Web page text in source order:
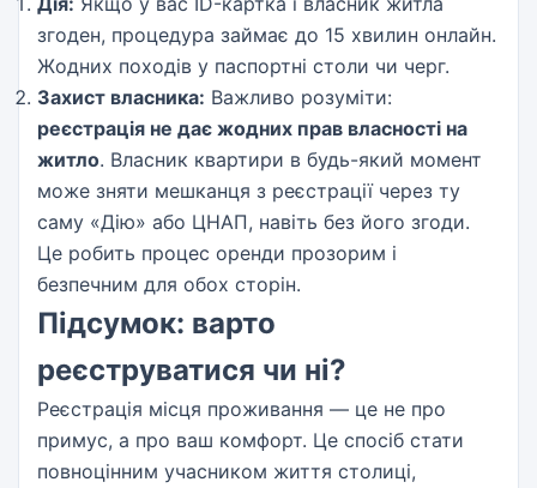
згоден, процедура займає до 15 хвилин онлайн.
Жодних походів у паспортні столи чи черг.
Захист власника: Важливо розуміти:
реєстрація не дає жодних прав власності на
житло. Власник квартири в будь-який момент
може зняти мешканця з реєстрації через ту
саму «Дію» або ЦНАП, навіть без його згоди.
Це робить процес оренди прозорим і
безпечним для обох сторін.
Підсумок: варто
реєструватися чи ні?
Реєстрація місця проживання — це не про
примус, а про ваш комфорт. Це спосіб стати
повноцінним учасником життя столиці,